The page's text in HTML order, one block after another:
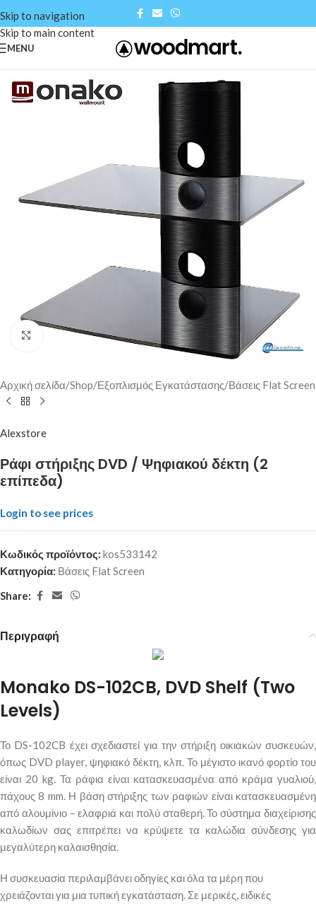
Skip to navigation
Skip to main content
MENU
Click to enlarge
Αρχική σελίδα/Shop/Εξοπλισμός Εγκατάστασης/Βάσεις Flat Screen
Alexstore
Ράφι στήριξης DVD / Ψηφιακού δέκτη (2
επίπεδα)
Login to see prices
Κωδικός προϊόντος: kos533142
Κατηγορία: Βάσεις Flat Screen
Share:
Περιγραφή
Monako DS-102CB, DVD Shelf (Two
Levels)
Το DS-102CB έχει σχεδιαστεί για την στήριξη οικιακών συσκευών,
όπως DVD player, ψηφιακό δέκτη, κλπ. Το μέγιστο ικανό φορτίο του
είναι 20 kg. Τα ράφια είναι κατασκευασμένα από κράμα γυαλιού,
πάχους 8 mm. Η βάση στήριξης των ραφιών είναι κατασκευασμένη
από αλουμίνιο – ελαφριά και πολύ σταθερή. Το σύστημα διαχείρισης
καλωδίων σας επιτρέπει να κρύψετε τα καλώδια σύνδεσης για
μεγαλύτερη καλαισθησία.
Η συσκευασία περιλαμβάνει οδηγίες και όλα τα μέρη που
χρειάζονται για μια τυπική εγκατάσταση. Σε μερικές, ειδικές